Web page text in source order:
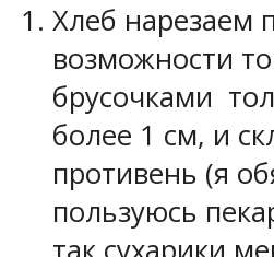
Хлеб нарезаем
возможности
брусочками
более 1 см, и
противень (я
пользуюсь